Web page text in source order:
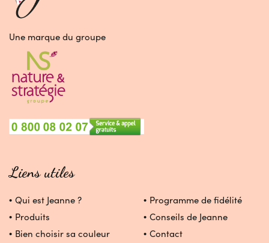
Une marque du groupe
Liens utiles
Qui est Jeanne ?
Produits
Bien choisir sa couleur
Programme de fidélité
Conseils de Jeanne
Contact